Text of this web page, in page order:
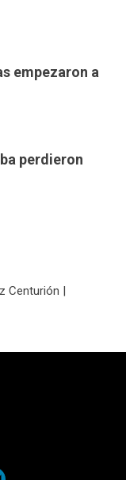
empezaron a
perdieron
Centurión |